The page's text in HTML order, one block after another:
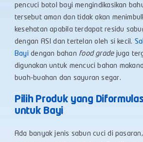
pencuci botol bayi mengindikasikan
tersebut aman dan tidak akan
kesehatan apabila terdapat residu
dengan ASI dan tertelan oleh si kecil.
Bayi dengan bahan food grade juga
digunakan untuk mencuci bahan
buah-buahan dan sayuran segar.
Pilih Produk yang
untuk Bayi
Ada banyak jenis sabun cuci di